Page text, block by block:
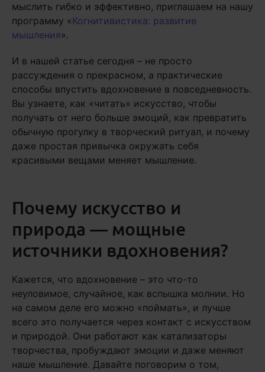
мыслить гибко и эффективно, приглашаем на нашу
программу «Когнитивистика: развитие
мышления».
И в нашей статье сегодня – не просто
рассуждения о прекрасном, а практические
способы впустить вдохновение в повседневность.
Вы узнаете, как «читать» искусство, чтобы
получать от него больше эмоций, как превратить
обычную прогулку в творческий ритуал, и почему
даже простая привычка окружать себя
красивыми вещами меняет мышление.
Почему искусство и
природа — мощные
источники вдохновения?
Кажется, что вдохновение – это что-то
неуловимое, случайное, как вспышка молнии. Но
на самом деле его можно «поймать», и лучше
всего это получается через контакт с искусством
и природой. Они работают как катализаторы
творчества, пробуждают эмоции и даже меняют
наше мышление. Давайте поговорим о том,